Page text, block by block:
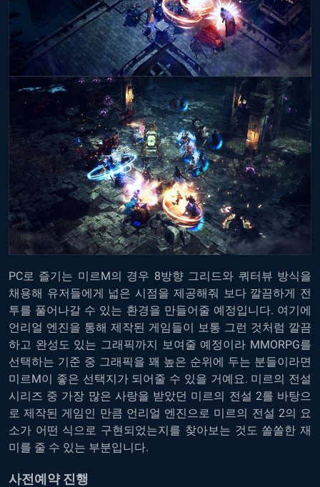
PC로 즐기는 미르M의 경우 8방향 그리드와 쿼터뷰 방식을
채용해 유저들에게 넓은 시점을 제공해줘 보다 깔끔하게 전
투를 풀어나갈 수 있는 환경을 만들어줄 예정입니다. 여기에
언리얼 엔진을 통해 제작된 게임들이 보통 그런 것처럼 깔끔
하고 완성도 있는 그래픽까지 보여줄 예정이라 MMORPG를
선택하는 기준 중 그래픽을 꽤 높은 순위에 두는 분들이라면
미르M이 좋은 선택지가 되어줄 수 있을 거예요. 미르의 전설
시리즈 중 가장 많은 사랑을 받았던 미르의 전설 2를 바탕으
로 제작된 게임인 만큼 언리얼 엔진으로 미르의 전설 2의 요
소가 어떤 식으로 구현되었는지를 찾아보는 것도 쏠쏠한 재
미를 줄 수 있는 부분입니다.
사전예약 진행